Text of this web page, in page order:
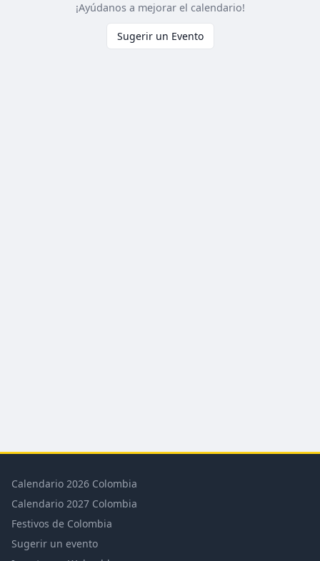
¡Ayúdanos a mejorar el calendario!
Sugerir un Evento
Calendario 2026 Colombia
Calendario 2027 Colombia
Festivos de Colombia
Sugerir un evento